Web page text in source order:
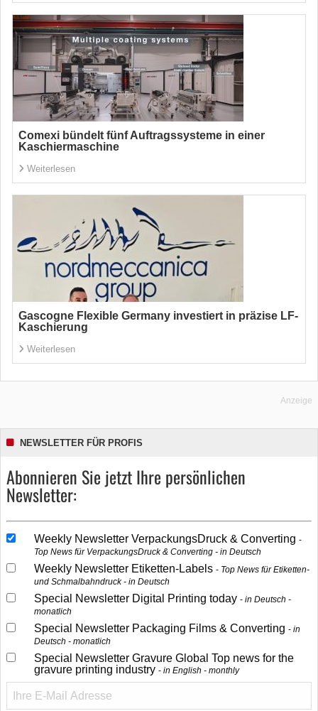
Comexi bündelt fünf Auftragssysteme in einer
Kaschiermaschine
Weiterlesen
Gascogne Flexible Germany investiert in präzise LF-
Kaschierung
Weiterlesen
Anzeige
NEWSLETTER FÜR PROFIS
Abonnieren Sie jetzt Ihre persönlichen
Newsletter:
Weekly Newsletter VerpackungsDruck & Converting
Top News für VerpackungsDruck & Converting - in Deutsch
Weekly Newsletter Etiketten-Labels
Top News für Etiketten-
und Schmalbahndruck - in Deutsch
Special Newsletter Digital Printing today
in Deutsch -
monatlich
Special Newsletter Packaging Films & Converting
in
Deutsch - monatlich
Special Newsletter Gravure Global Top news for the
gravure printing industry
in English - monthly